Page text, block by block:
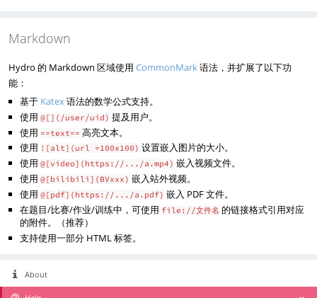
Markdown
Hydro 的 Markdown 区域使用CommonMark语法，并扩展了以下功
能：
基于 Katex语法的数学公式支持。
使用 @[](/user/uid) 提及用户。
使用 ==text== 高亮文本。
使用 ![alt](url =100x100) 设置嵌入图片的大小。
使用 @[video](https://.../a.mp4) 嵌入视频文件。
使用 @[bilibili](BVxxx) 嵌入站外视频。
使用 @[pdf](https://.../a.pdf) 嵌入 PDF 文件。
在题目/比赛/作业/训练中，可使用 file://文件名 的链接格式引用对应
的附件。（推荐）
支持使用一部分 HTML 标签。
About